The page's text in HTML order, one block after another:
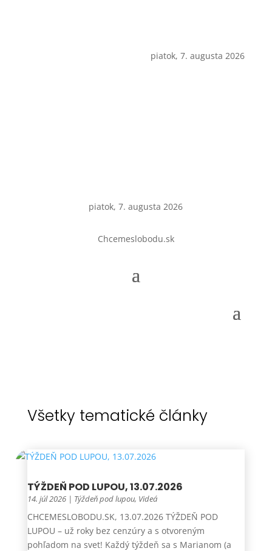
piatok, 7. augusta 2026
piatok, 7. augusta 2026
Chcemeslobodu.sk
Všetky tematické články
TÝŽDEŇ POD LUPOU, 13.07.2026
14. júl 2026| Týždeň pod lupou, Videá
CHCEMESLOBODU.SK, 13.07.2026 TÝŽDEŇ POD
LUPOU – už roky bez cenzúry a s otvoreným
pohľadom na svet! Každý týždeň sa s Marianom (a